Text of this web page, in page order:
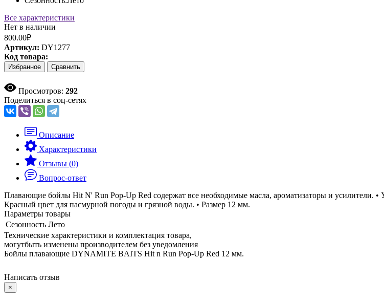
Все характеристики
Нет в наличии
800.00₽
Артикул: DY1277
Код товара:
Избранное Сравнить
Просмотров: 292
Поделиться в соц-сетях
Описание
Характеристики
Отзывы (0)
Вопрос-ответ
Плавающие бойлы Hit N' Run Pop-Up Red содержат все необходимые масла, ароматизаторы и усилители.
Красный цвет для пасмурной погоды и грязной воды. • Размер 12 мм.
Параметры товары
Сезонность Лето
Технические характеристики и комплектация товара,
могутбыть изменены производителем без уведомления
Бойлы плавающие DYNAMITE BAITS Hit n Run Pop-Up Red 12 мм.
Написать отзыв
×